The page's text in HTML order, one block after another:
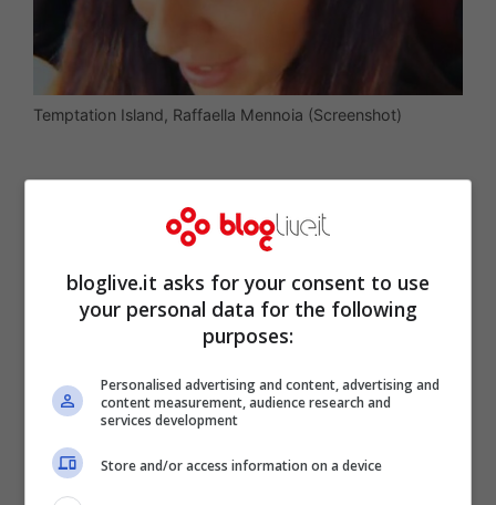
Temptation Island, Raffaella Mennoia (Screenshot)
A quanto pare poi, ci saranno delle novità
che però verranno comunicate nei giorni a
seguire. A dare la notizia è stataRaffaella
attraverso i suoi canali social. La donna ha
tenuto a precisare come quella in corso sia
un’edizione fortunata, si dice molto
bloglive.it asks for your consent to use
your personal data for the following
purposes:
Personalised advertising and content, advertising and
content measurement, audience research and
services development
Store and/or access information on a device